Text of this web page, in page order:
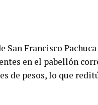
Francisco
en el pabellón
de pesos, lo que